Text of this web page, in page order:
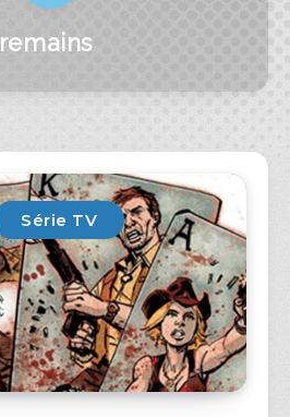
remains
Série TV